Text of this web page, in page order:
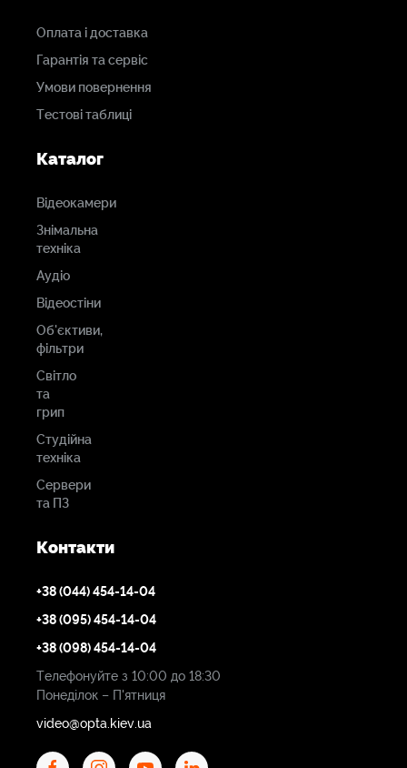
Оплата і доставка
Гарантія та сервіс
Умови повернення
Тестові таблиці
Каталог
Відеокамери
Знімальна
техніка
Аудіо
Відеостіни
Об'єктиви,
фільтри
Світло
та
грип
Студійна
техніка
Сервери
та ПЗ
Контакти
+38 (044) 454-14-04
+38 (095) 454-14-04
+38 (098) 454-14-04
Телефонуйте з 10:00 до 18:30
Понеділок – П'ятниця
video@opta.kiev.ua